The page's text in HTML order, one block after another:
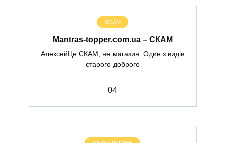
SCAM
Mantras-topper.com.ua – СКАМ
АлексейЦе СКАМ, не магазин. Один з видів
старого доброго
04